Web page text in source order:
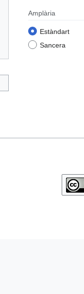
Amplària
Estàndart
Sancera